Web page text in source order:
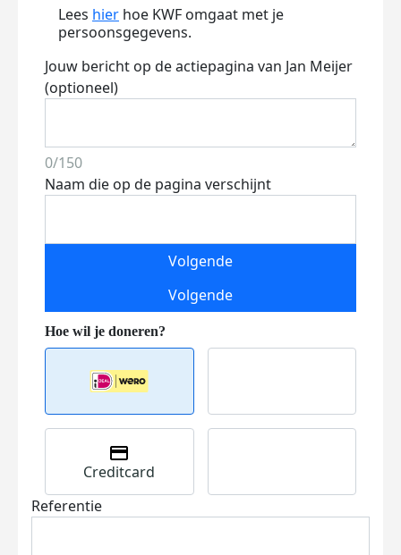
Lees hier hoe KWF omgaat met je
persoonsgegevens.
Jouw bericht op de actiepagina van Jan Meijer
(optioneel)
0/150
Naam die op de pagina verschijnt
Volgende
Volgende
Creditcard
Referentie